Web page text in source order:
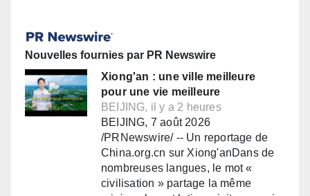
Nouvelles fournies par PR Newswire
Xiong'an : une ville meilleure
pour une vie meilleure
BEIJING, il y a 2 heures
BEIJING, 7 août 2026
/PRNewswire/ -- Un reportage de
China.org.cn sur Xiong'anDans de
nombreuses langues, le mot «
civilisation » partage la même